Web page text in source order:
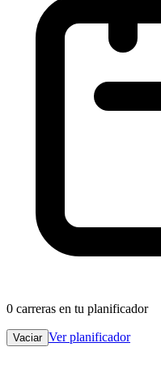
0 carreras en tu planificador
Vaciar Ver planificador